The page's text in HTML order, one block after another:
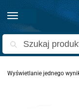
Strona główna Produkty
Wyświetlanie jednego